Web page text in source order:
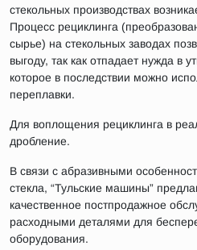
стекольных производствах
Процесс рециклинга
сырье) на стекольных заводах
выгоду, так как отпадает нужда в
которое в последствии можно
переплавки.
Для воплощения рециклинга в
дробление.
В связи с абразивными
стекла, “Тульские машины”
качественное постпродажное
расходными деталями для
оборудования.